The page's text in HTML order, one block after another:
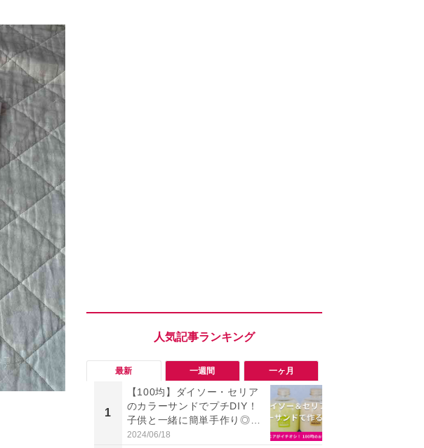
最新 一週間 一ヶ月
1
【100均】ダイソー・セリア
のカラーサンドでプチDIY！
子供と一緒に簡単手作り◎20
25年商品情報
2024/06/18